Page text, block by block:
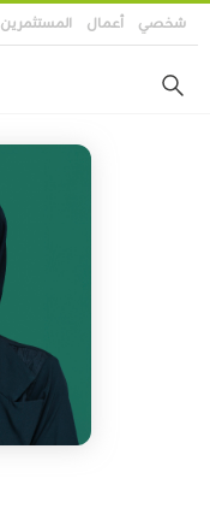
تجاوز
إلى
الرئيسي
شخصي أعمال المستثمرين